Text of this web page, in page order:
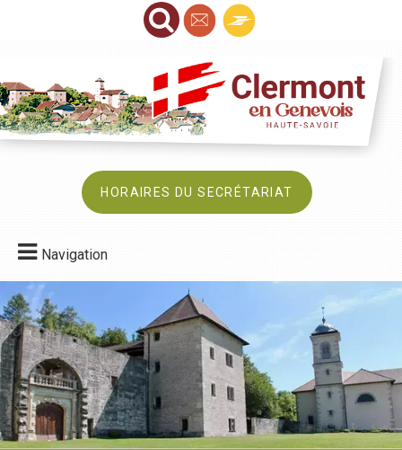
HORAIRES DU SECRÉTARIAT
Navigation